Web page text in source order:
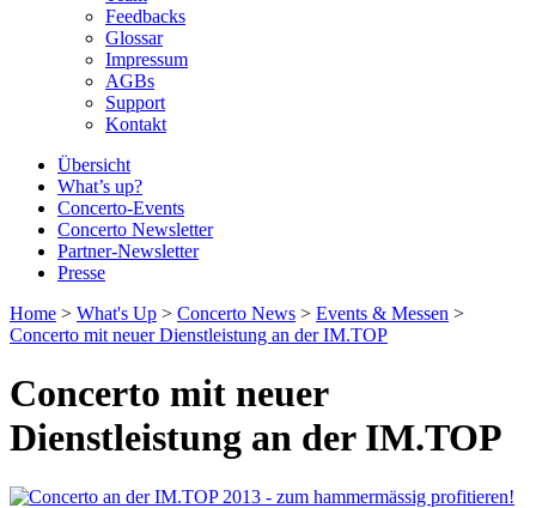
Feedbacks
Glossar
Impressum
AGBs
Support
Kontakt
Übersicht
What’s up?
Concerto-Events
Concerto Newsletter
Partner-Newsletter
Presse
Home > What's Up > Concerto News > Events & Messen >
Concerto mit neuer Dienstleistung an der IM.TOP
Concerto mit neuer
Dienstleistung an der IM.TOP